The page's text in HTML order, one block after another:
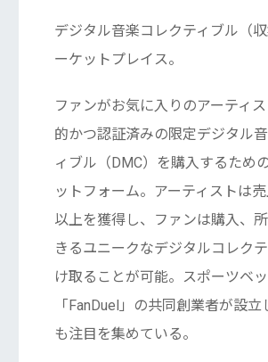
デジタル音楽コレクティブル（
ーケットプレイス。
ファンがお気に入りのアーティ
的かつ認証済みの限定デジタル
ィブル（DMC）を購入するため
ットフォーム。アーティストは
以上を獲得し、ファンは購入、
きるユニークなデジタルコレク
け取ることが可能。スポーツベ
「FanDuel」の共同創業者が設
も注目を集めている。